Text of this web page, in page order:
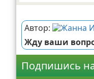
Автор:
Жду ваши
Подпишись